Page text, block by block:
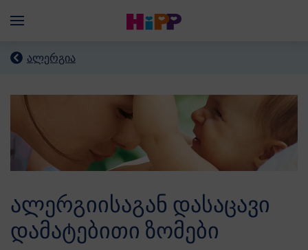
Menü
ალერგია
ალერგიისაგან დასაცავი
დამატებითი ზომები